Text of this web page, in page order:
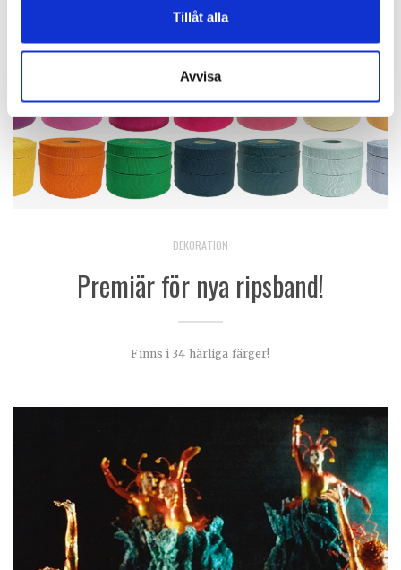
Tillåt alla
Avvisa
DEKORATION
Premiär för nya ripsband!
Finns i 34 härliga färger!